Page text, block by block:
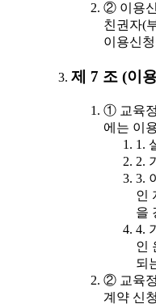
② 이용
친권자(
이용신
제 7 조 (이
① 교육
에는 이
1.
2.
3.
인
을
4.
인
되
② 교육
계약 신